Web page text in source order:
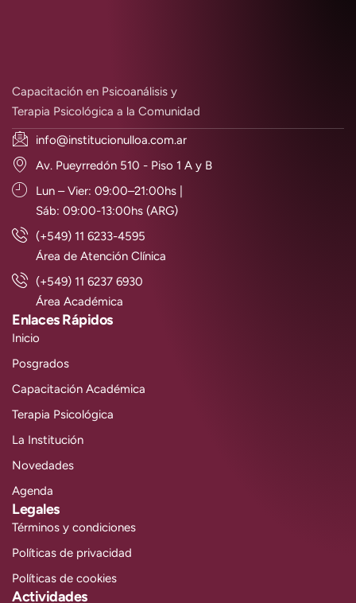
Capacitación en Psicoanálisis y
Terapia Psicológica a la Comunidad
info@institucionulloa.com.ar
Av. Pueyrredón 510 - Piso 1 A y B
Lun – Vier: 09:00–21:00hs |
Sáb: 09:00-13:00hs (ARG)
(+549) 11 6233-4595
Área de Atención Clínica
(+549) 11 6237 6930
Área Académica
Enlaces Rápidos
Inicio
Posgrados
Capacitación Académica
Terapia Psicológica
La Institución
Novedades
Agenda
Legales
Términos y condiciones
Políticas de privacidad
Políticas de cookies
Actividades